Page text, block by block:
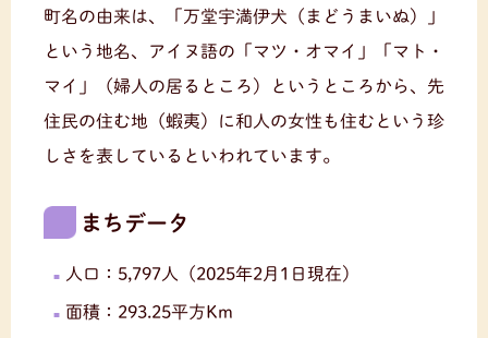
町名の由来は、「万堂宇満伊犬（まどうまいぬ）」
という地名、アイヌ語の「マツ・オマイ」「マト・
マイ」（婦人の居るところ）というところから、先
住民の住む地（蝦夷）に和人の女性も住むという珍
しさを表しているといわれています。
まちデータ
人口：5,797人（2025年2月1日現在）
面積：293.25平方Km